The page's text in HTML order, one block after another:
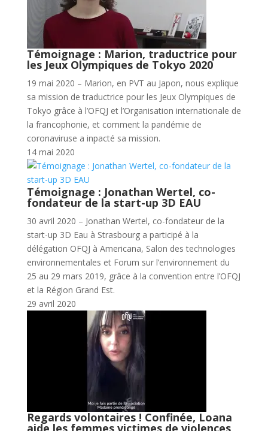
Témoignage : Marion, traductrice pour
les Jeux Olympiques de Tokyo 2020
19 mai 2020 – Marion, en PVT au Japon, nous explique
sa mission de traductrice pour les Jeux Olympiques de
Tokyo grâce à l’OFQJ et l’Organisation internationale de
la francophonie, et comment la pandémie de
coronaviruse a inpacté sa mission.
14 mai 2020
Témoignage : Jonathan Wertel, co-
fondateur de la start-up 3D EAU
30 avril 2020 – Jonathan Wertel, co-fondateur de la
start-up 3D Eau à Strasbourg a participé à la
délégation OFQJ à Americana, Salon des technologies
environnementales et Forum sur l’environnement du
25 au 29 mars 2019, grâce à la convention entre l’OFQJ
et la Région Grand Est.
29 avril 2020
Regards volontaires ! Confinée, Loana
aide les femmes victimes de violences